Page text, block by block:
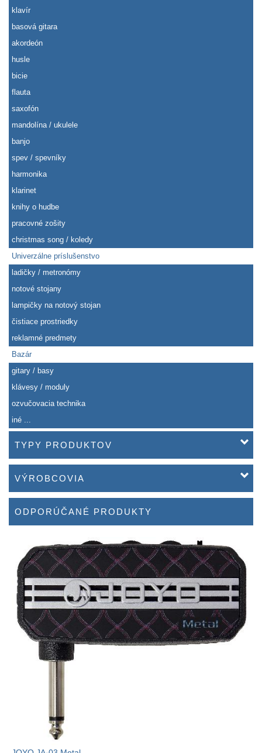
klavír
basová gitara
akordeón
husle
bicie
flauta
saxofón
mandolína / ukulele
banjo
spev / spevníky
harmonika
klarinet
knihy o hudbe
pracovné zošity
christmas song / koledy
Univerzálne príslušenstvo
ladičky / metronómy
notové stojany
lampičky na notový stojan
čistiace prostriedky
reklamné predmety
Bazár
gitary / basy
klávesy / moduly
ozvučovacia technika
iné ...
TYPY PRODUKTOV
VÝROBCOVIA
ODPORÚČANÉ PRODUKTY